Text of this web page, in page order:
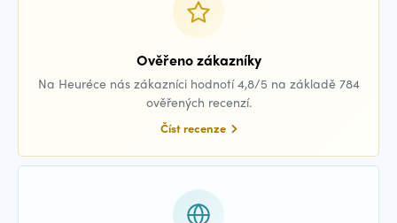
Ověřeno zákazníky
Na Heuréce nás zákazníci hodnotí 4,8/5 na základě 784
ověřených recenzí.
Číst recenze